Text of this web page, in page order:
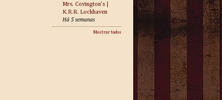
Mrs. Covington’s |
K.R.R. Lockhaven
Há 5 semanas
Mostrar todos